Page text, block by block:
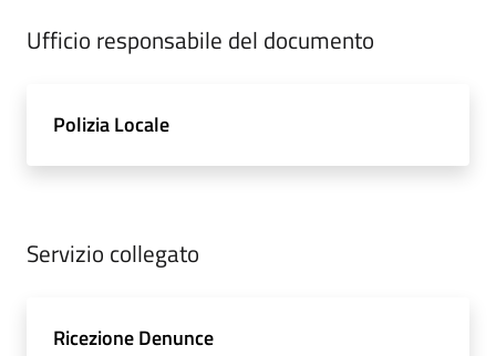
Ufficio responsabile del documento
Polizia Locale
Servizio collegato
Ricezione Denunce